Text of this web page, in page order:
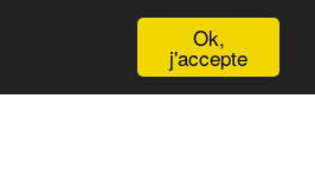
Ok,
j'accepte